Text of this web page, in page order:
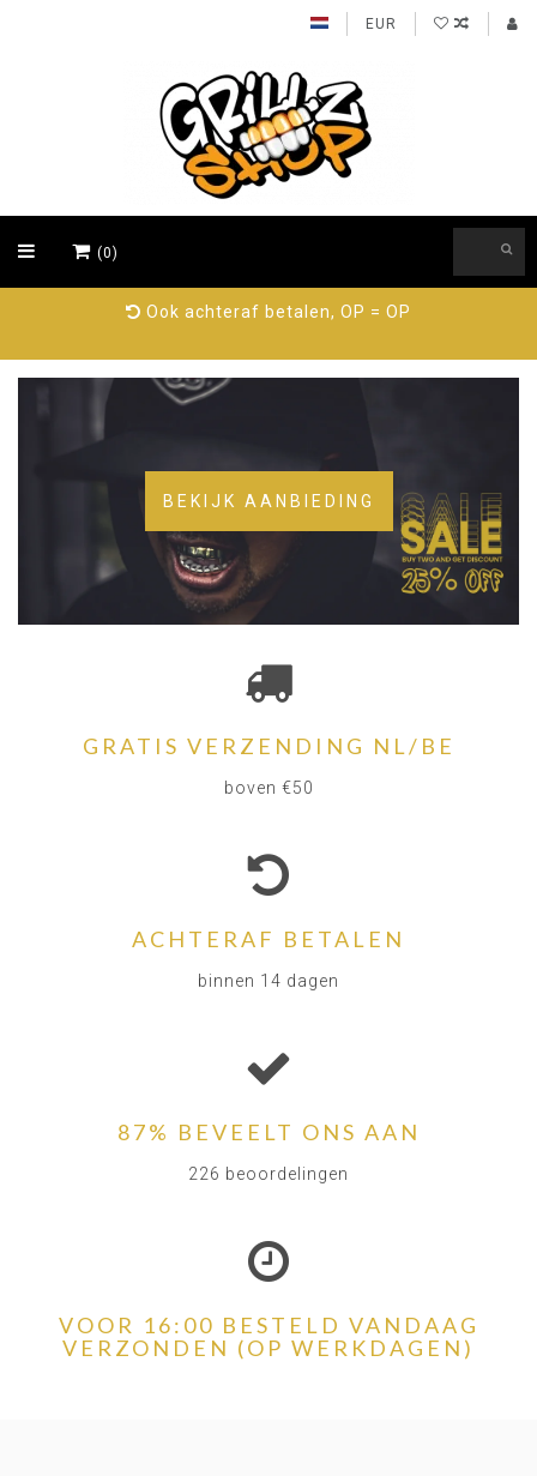
EUR
(0)
89% beveelt ons aan, probeer nu!
BEKIJK AANBIEDING
GRATIS VERZENDING NL/BE
boven €50
ACHTERAF BETALEN
binnen 14 dagen
87% BEVEELT ONS AAN
226 beoordelingen
VOOR 16:00 BESTELD VANDAAG
VERZONDEN (OP WERKDAGEN)